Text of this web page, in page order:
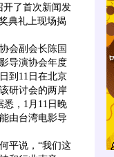
了首次新闻发
典礼上现场揭
会副会长 陈国
导演协会年度
到11日在北京
研讨会的两岸
悉，1月11日晚
由台湾电影导
说，“我们这